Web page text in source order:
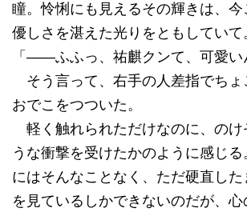
瞳。怜悧にも見えるその輝きは、
優しさを湛えた光りをともしていて
「――ふふっ、祐麒クンて、可愛い
そう言って、右手の人差指でちょ
おでこをつついた。
軽く触れられただけなのに、のけ
うな衝撃を受けたかのように感じ
にはそんなことなく、ただ硬直し
を見ているしかできないのだが、